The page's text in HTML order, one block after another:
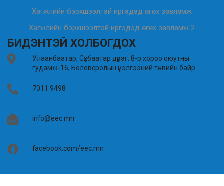
Хөгжлийн бэрхшээлтэй иргэдэд өгөх зөвлөмж
Хөгжлийн бэрхшээлтэй иргэдэд өгөх зөвлөмж 2
БИДЭНТЭЙ ХОЛБОГДОХ
Улаанбаатар, Сүхбаатар дүүрэг, 8-р хороо оюутны
гудамж-16, Боловсролын үнэлгээний төвийн байр
7011 9498
info@eec.mn
facebook.com/eec.mn